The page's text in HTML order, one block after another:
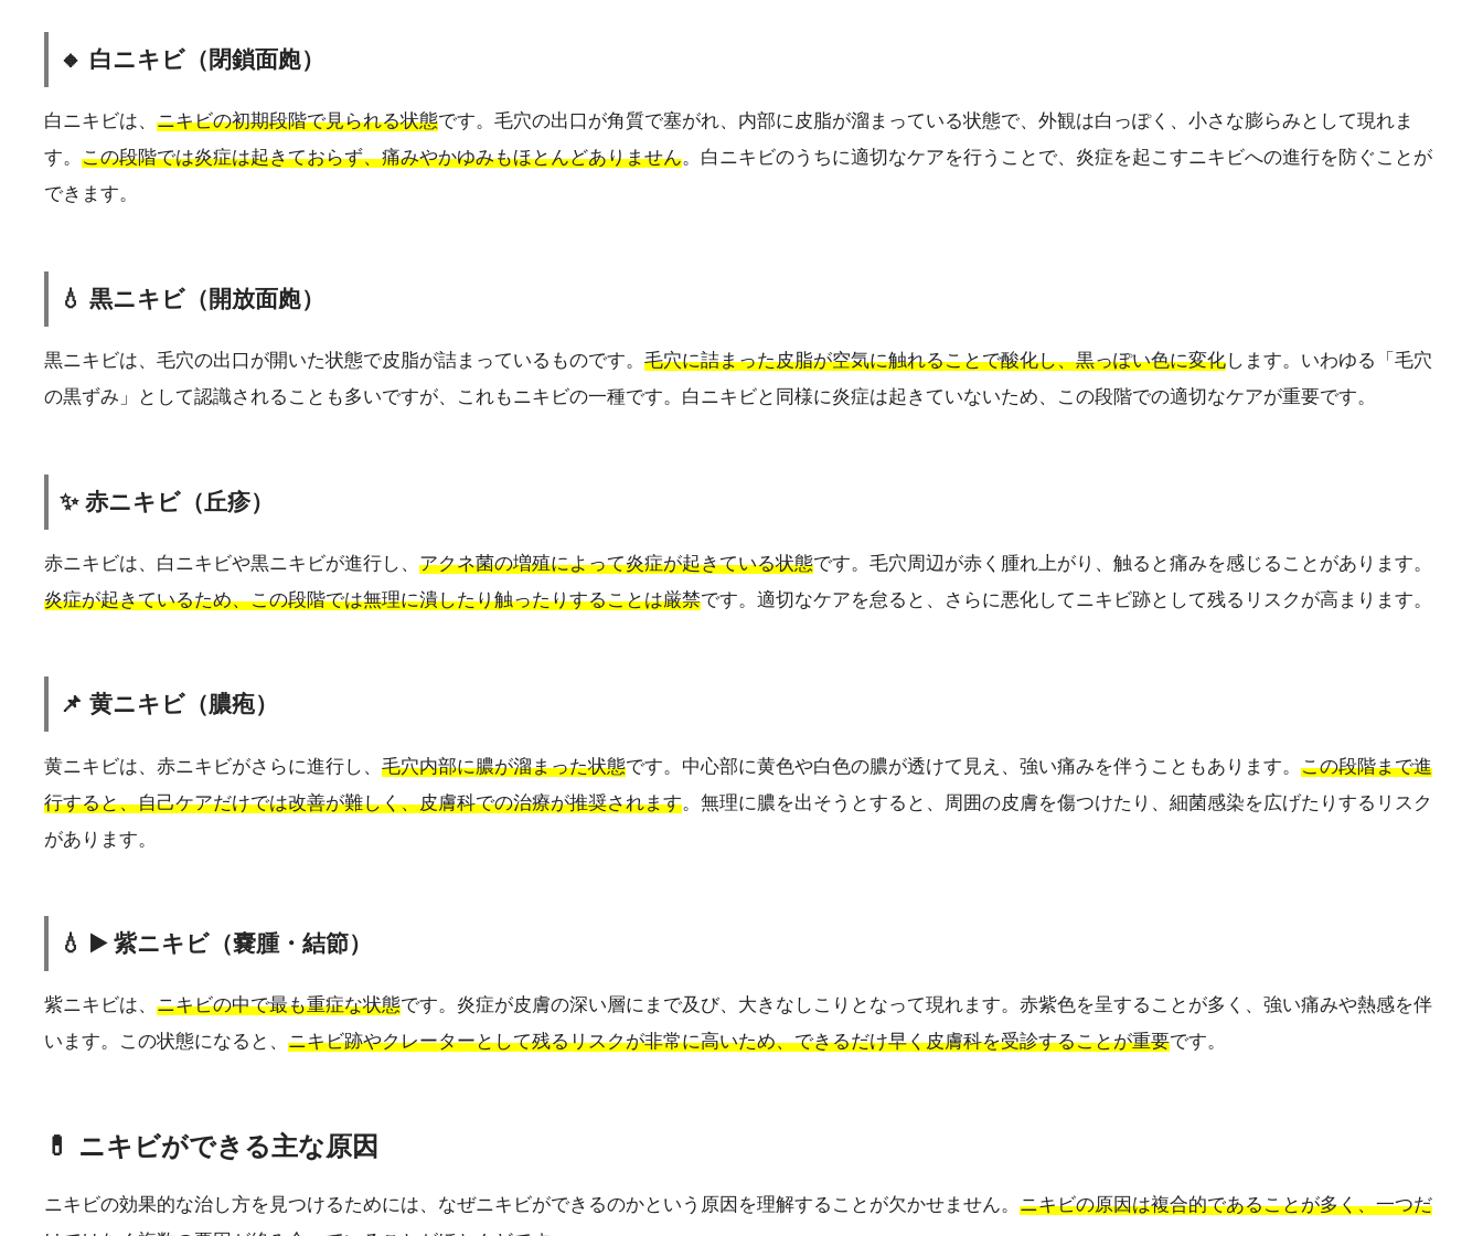
🔸 白ニキビ（閉鎖面皰）
白ニキビは、 ニキビの初期段階で見られる状態です。毛穴の出口が角質で塞がれ、内部に皮脂が溜まっている状態で、外観は白っぽく、小さな膨らみとして現れま
す。 この段階では炎症は起きておらず、痛みやかゆみもほとんどありません。白ニキビのうちに適切なケアを行うことで、炎症を起こすニキビへの進行を防ぐことが
できます。
💧 黒ニキビ（開放面皰）
黒ニキビは、毛穴の出口が開いた状態で皮脂が詰まっているものです。 毛穴に詰まった皮脂が空気に触れることで酸化し、黒っぽい色に変化します。いわゆる「毛穴
の黒ずみ」として認識されることも多いですが、これもニキビの一種です。白ニキビと同様に炎症は起きていないため、この段階での適切なケアが重要です。
✨ 赤ニキビ（丘疹）
赤ニキビは、白ニキビや黒ニキビが進行し、 アクネ菌の増殖によって炎症が起きている状態です。毛穴周辺が赤く腫れ上がり、触ると痛みを感じることがあります。
炎症が起きているため、この段階では無理に潰したり触ったりすることは厳禁です。適切なケアを怠ると、さらに悪化してニキビ跡として残るリスクが高まります。
📌 黄ニキビ（膿疱）
黄ニキビは、赤ニキビがさらに進行し、 毛穴内部に膿が溜まった状態です。中心部に黄色や白色の膿が透けて見え、強い痛みを伴うこともあります。 この段階まで進
行すると、自己ケアだけでは改善が難しく、皮膚科での治療が推奨されます。無理に膿を出そうとすると、周囲の皮膚を傷つけたり、細菌感染を広げたりするリスク
があります。
💧 ▶️ 紫ニキビ（嚢腫・結節）
紫ニキビは、 ニキビの中で最も重症な状態です。炎症が皮膚の深い層にまで及び、大きなしこりとなって現れます。赤紫色を呈することが多く、強い痛みや熱感を伴
います。この状態になると、 ニキビ跡やクレーターとして残るリスクが非常に高いため、できるだけ早く皮膚科を受診することが重要です。
💊 ニキビができる主な原因
ニキビの効果的な治し方を見つけるためには、なぜニキビができるのかという原因を理解することが欠かせません。 ニキビの原因は複合的であることが多く、一つだ